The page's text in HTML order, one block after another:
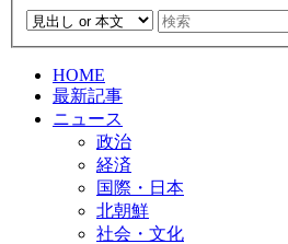
HOME
最新記事
ニュース
政治
経済
国際・日本
北朝鮮
社会・文化